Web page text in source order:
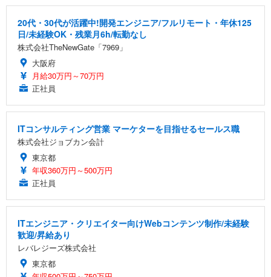
20代・30代が活躍中!開発エンジニア/フルリモート・年休125
日/未経験OK・残業月6h/転勤なし
株式会社TheNewGate「7969」
大阪府
月給30万円～70万円
正社員
ITコンサルティング営業 マーケターを目指せるセールス職
株式会社ジョブカン会計
東京都
年収360万円～500万円
正社員
ITエンジニア・クリエイター向けWebコンテンツ制作/未経験
歓迎/昇給あり
レバレジーズ株式会社
東京都